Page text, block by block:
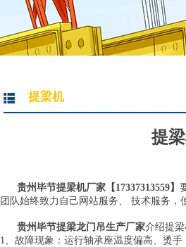
提梁机
提
贵州毕节提梁机厂家 【17337313559】
团队始终致力自己网站服务、 技术服务，
贵州毕节提梁龙门吊生产厂家介绍提
1、故障现象：运行轴承座温度偏高、烫手